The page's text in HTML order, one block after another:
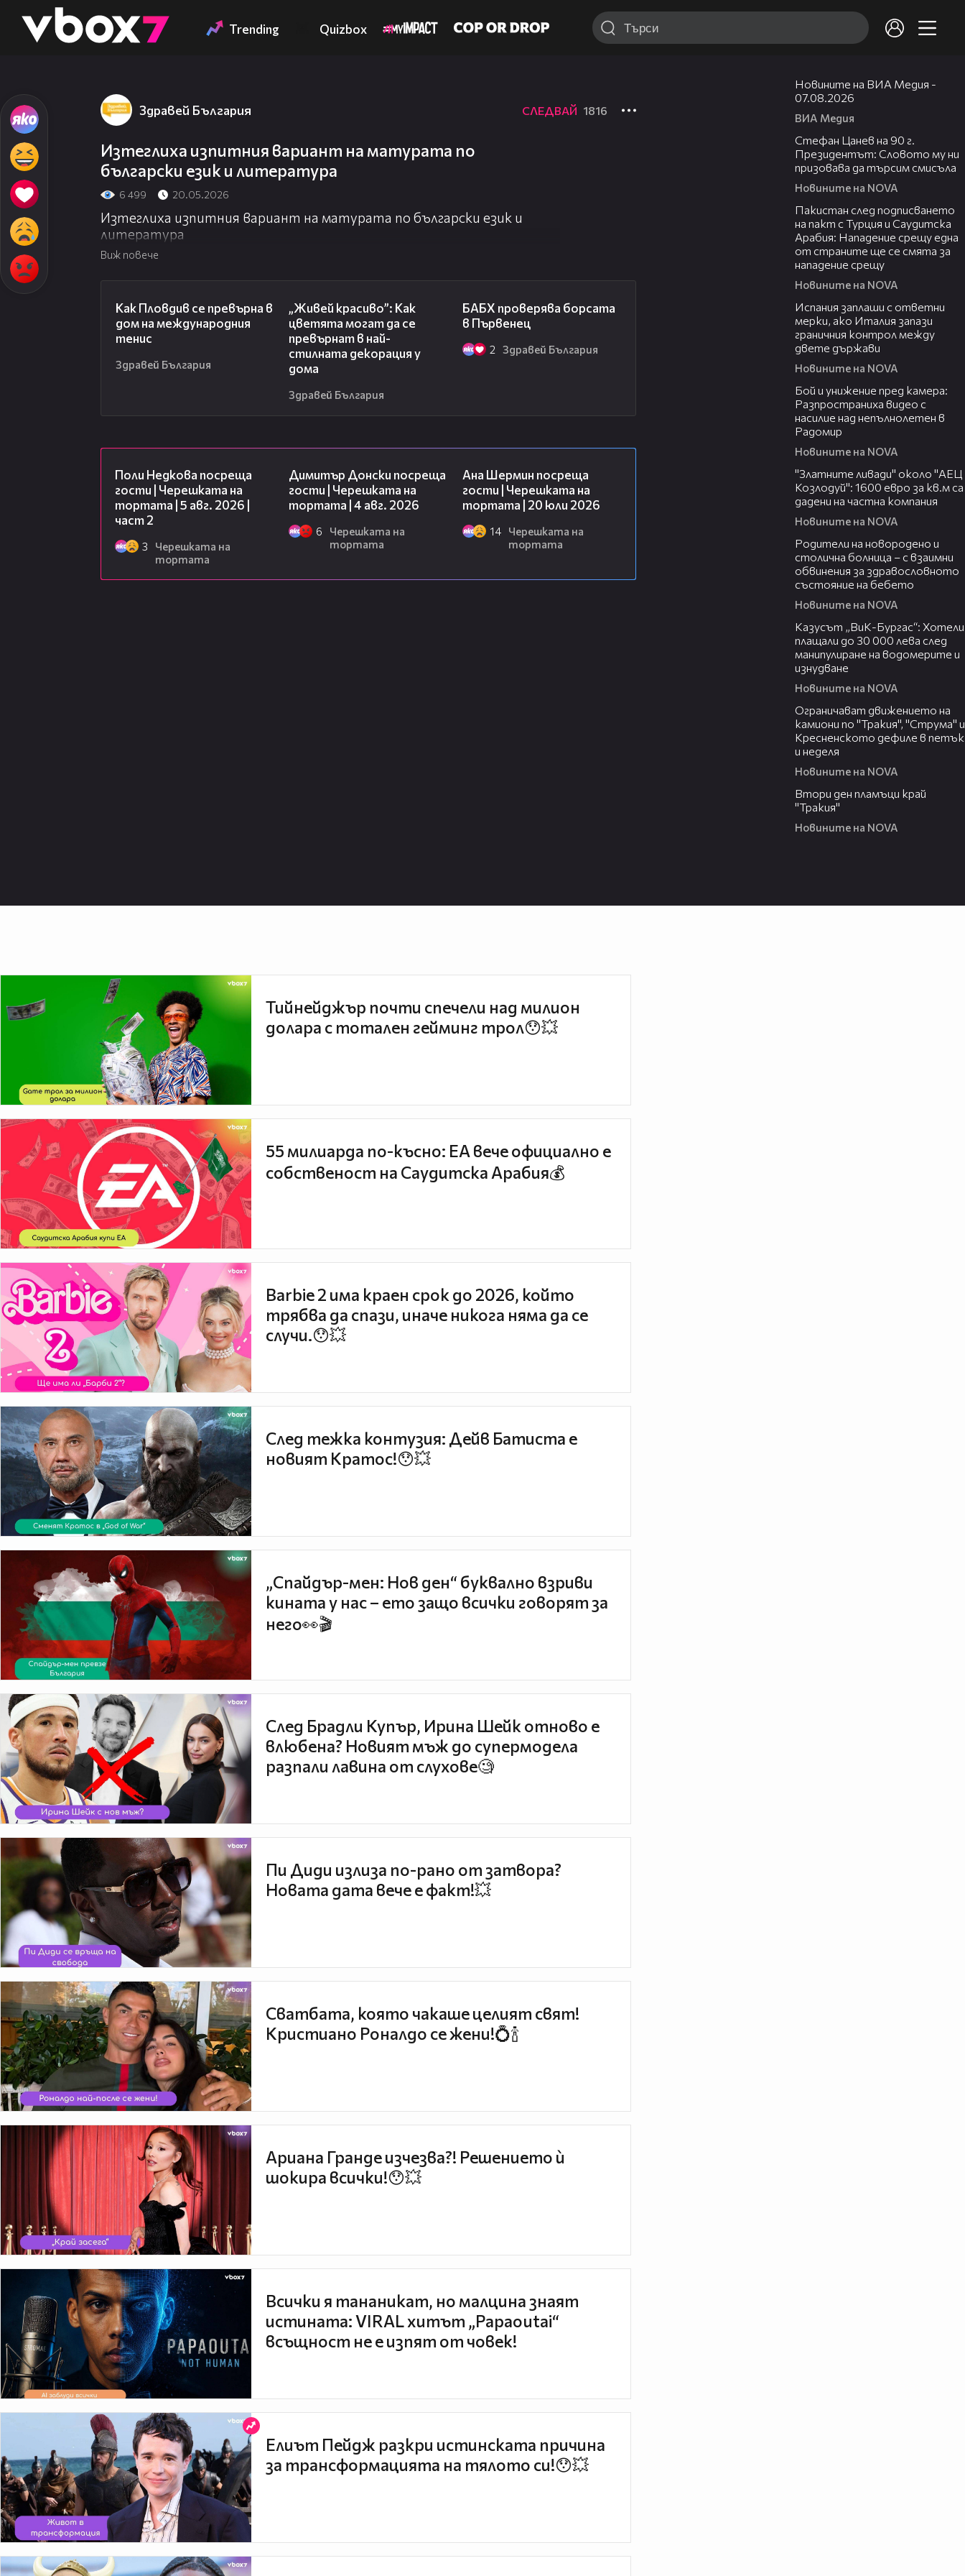
👾 Trending Quizbox
Здравей България СЛЕДВАЙ 1816
Изтеглиха изпитния вариант на матурата по
български език и литература
6 499 20.05.2026
Изтеглиха изпитния вариант на матурата по български език и
литература
Виж повече
Как Пловдив се превърна в
дом на международния
тенис
Здравей България
„Живей красиво”: Как
цветята могат да се
превърнат в най-
стилната декорация у
дома
Здравей България
БАБХ проверява борсата
в Първенец
2 Здравей България
Поли Недкова посреща
гости | Черешката на
тортата | 5 авг. 2026 |
част 2
3
Черешката на
тортата
Димитър Донски посреща
гости | Черешката на
тортата | 4 авг. 2026
6
Черешката на
тортата
Ана Шермин посреща
гости | Черешката на
тортата | 20 юли 2026
14
Черешката на
тортата
Новините на ВИА Медия -
07.08.2026
ВИА Медия
Стефан Цанев на 90 г.
Президентът: Словото му ни
призовава да търсим смисъла
Новините на NOVA
Пакистан след подписването
на пакт с Турция и Саудитска
Арабия: Нападение срещу една
от страните ще се смята за
нападение срещу
Новините на NOVA
Испания заплаши с ответни
мерки, ако Италия запази
граничния контрол между
двете държави
Новините на NOVA
Бой и унижение пред камера:
Разпространиха видео с
насилие над непълнолетен в
Радомир
Новините на NOVA
"Златните ливади" около "АЕЦ
Козлодуй": 1600 евро за кв.м са
дадени на частна компания
Новините на NOVA
Родители на новородено и
столична болница – с взаимни
обвинения за здравословното
състояние на бебето
Новините на NOVA
Казусът „ВиК-Бургас“: Хотели
плащали до 30 000 лева след
манипулиране на водомерите и
изнудване
Новините на NOVA
Ограничават движението на
камиони по "Тракия", "Струма" и
Кресненското дефиле в петък
и неделя
Новините на NOVA
Втори ден пламъци край
"Тракия"
Новините на NOVA
Тийнейджър почти спечели над милион
долара с тотален гейминг трол😯💥
55 милиарда по-късно: EA вече официално е
собственост на Саудитска Арабия💰
Barbie 2 има краен срок до 2026, който
трябва да спази, иначе никога няма да се
случи.😯💥
След тежка контузия: Дейв Батиста е
новият Кратос!😯💥
„Спайдър-мен: Нов ден“ буквално взриви
кината у нас – ето защо всички говорят за
него👀🎬
След Брадли Купър, Ирина Шейк отново е
влюбена? Новият мъж до супермодела
разпали лавина от слухове🧐
Пи Диди излиза по-рано от затвора?
Новата дата вече е факт!💥
Сватбата, която чакаше целият свят!
Кристиано Роналдо се жени!💍🍾
Ариана Гранде изчезва?! Решението ѝ
шокира всички!😯💥
Всички я тананикат, но малцина знаят
истината: VIRAL хитът „Papaoutai“
всъщност не е изпят от човек!
Елиът Пейдж разкри истинската причина
за трансформацията на тялото си!😯💥